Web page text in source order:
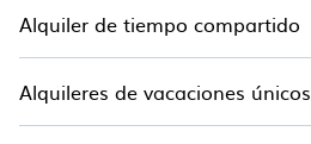
Alquiler de tiempo compartido
Alquileres de vacaciones únicos